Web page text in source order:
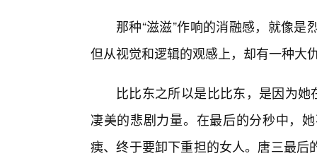
那种“滋滋”作响的消融感，就像
但从视觉和逻辑的观感上，却有一种大
比比东之所以是比比东，是因为
凄美的悲剧力量。在最后的分秒中，
痍、终于要卸下重担的女人。唐三最